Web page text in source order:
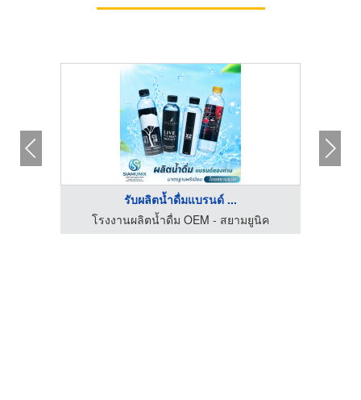
รับผลิตน้ำดื่มแบรนด์ ...
โรงงานผลิตน้ำดื่ม OEM - สยามยูนิค